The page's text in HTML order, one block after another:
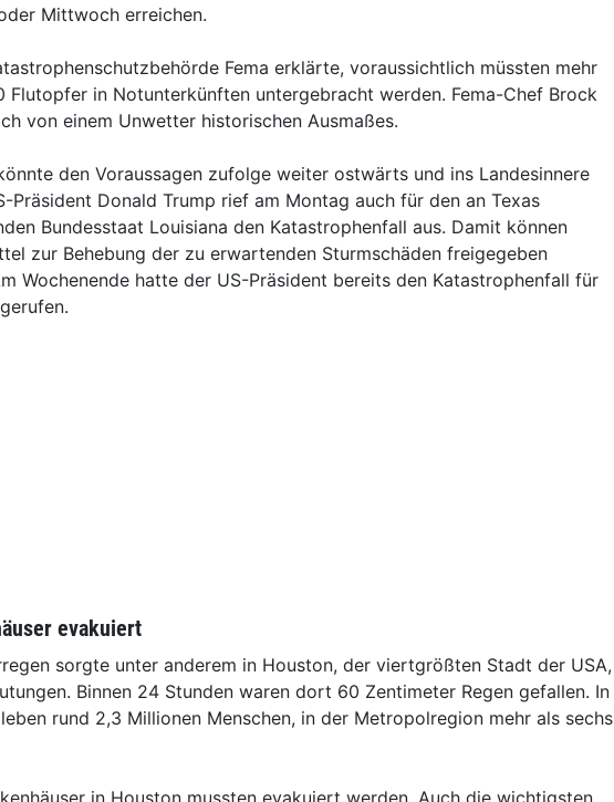
Mittwoch erreichen.
Fema erklärte, voraussichtlich müssten mehr
Flutopfer in Notunterkünften untergebracht werden. Fema-Chef Brock
von einem Unwetter historischen Ausmaßes.
den Voraussagen zufolge weiter ostwärts und ins Landesinnere
Präsident Donald Trump rief am Montag auch für den an Texas
Bundesstaat Louisiana den Katastrophenfall aus. Damit können
zur Behebung der zu erwartenden Sturmschäden freigegeben
Wochenende hatte der US-Präsident bereits den Katastrophenfall für
evakuiert
sorgte unter anderem in Houston, der viertgrößten Stadt der USA,
Binnen 24 Stunden waren dort 60 Zentimeter Regen gefallen. In
rund 2,3 Millionen Menschen, in der Metropolregion mehr als sechs
in Houston mussten evakuiert werden. Auch die wichtigsten